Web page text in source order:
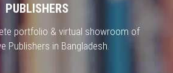
PUBLISHERS
portfolio & virtual showroom of
Publishers in Bangladesh.